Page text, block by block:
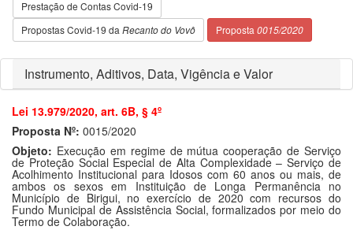
Prestação de Contas Covid-19
Propostas Covid-19 da Recanto do Vovô Proposta 0015/2020
Instrumento, Aditivos, Data, Vigência e Valor
Lei 13.979/2020, art. 6B, § 4º
Proposta Nº: 0015/2020
Objeto: Execução em regime de mútua cooperação de Serviço
de Proteção Social Especial de Alta Complexidade – Serviço de
Acolhimento Institucional para Idosos com 60 anos ou mais, de
ambos os sexos em Instituição de Longa Permanência no
Município de Birigui, no exercício de 2020 com recursos do
Fundo Municipal de Assistência Social, formalizados por meio do
Termo de Colaboração.